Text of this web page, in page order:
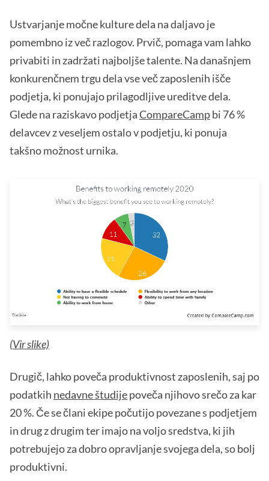
Ustvarjanje močne kulture dela na daljavo je
pomembno iz več razlogov. Prvič, pomaga vam lahko
privabiti in zadržati najboljše talente. Na današnjem
konkurenčnem trgu dela vse več zaposlenih išče
podjetja, ki ponujajo prilagodljive ureditve dela.
Glede na raziskavo podjetjaCompareCampbi 76 %
delavcev z veseljem ostalo v podjetju, ki ponuja
takšno možnost urnika.
(Vir slike)
Drugič, lahko poveča produktivnost zaposlenih, saj po
podatkih nedavne študijepoveča njihovo srečo za kar
20 %. Če se člani ekipe počutijo povezane s podjetjem
in drug z drugim ter imajo na voljo sredstva, ki jih
potrebujejo za dobro opravljanje svojega dela, so bolj
produktivni.